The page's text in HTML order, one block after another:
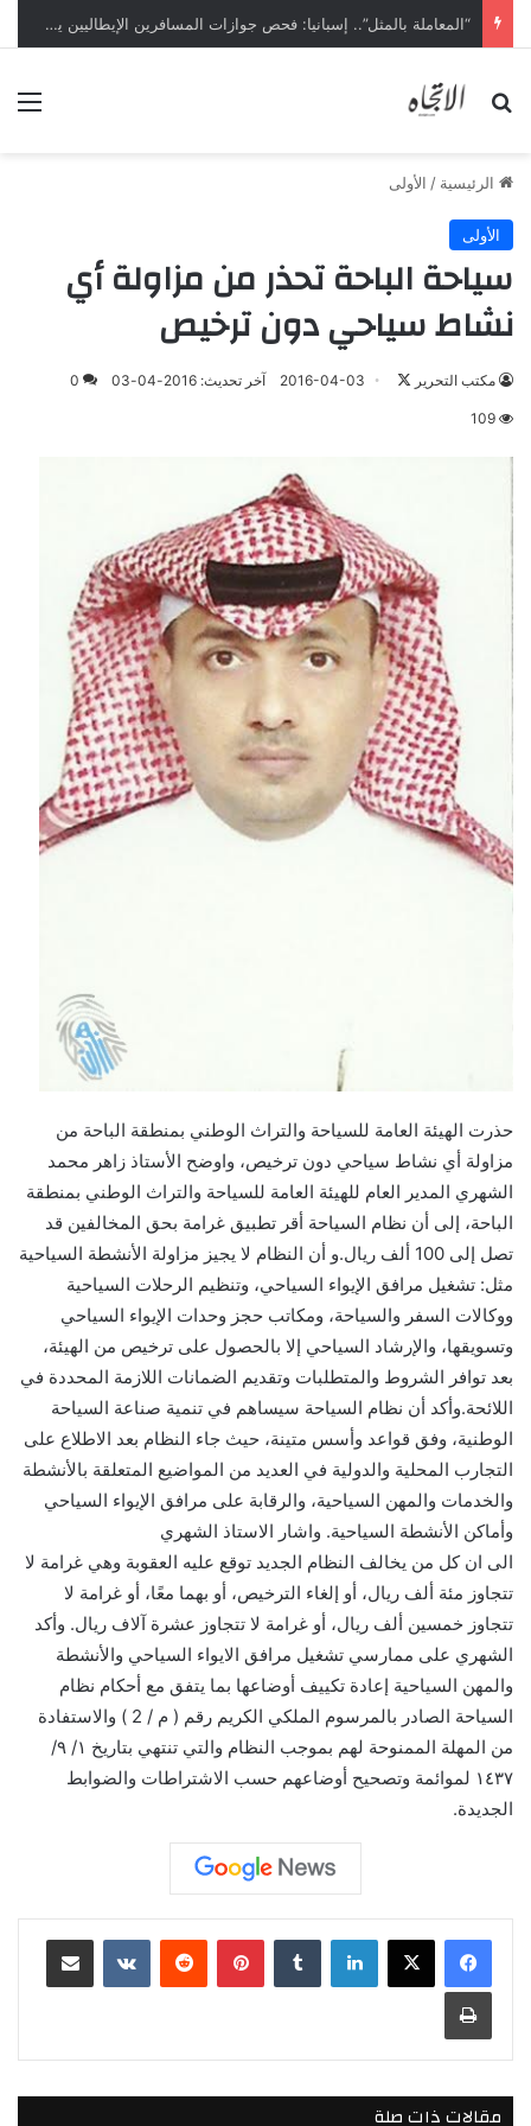
“المعاملة بالمثل”.. إسبانيا: فحص جوازات المسافرين الإيطاليين يبدأ ليل السبت
بحث عن
الرئيسية / الأولى
الأولى
سياحة الباحة تحذر من مزاولة أي
نشاط سياحي دون ترخيص
مكتب التحرير 2016-04-03 آخر تحديث: 2016-04-03 0
109
حذرت الهيئة العامة للسياحة والتراث الوطني بمنطقة الباحة من
مزاولة أي نشاط سياحي دون ترخيص، واوضح الأستاذ زاهر محمد
الشهري المدير العام للهيئة العامة للسياحة والتراث الوطني بمنطقة
الباحة، إلى أن نظام السياحة أقر تطبيق غرامة بحق المخالفين قد
تصل إلى 100 ألف ريال.و أن النظام لا يجيز مزاولة الأنشطة السياحية
مثل: تشغيل مرافق الإيواء السياحي، وتنظيم الرحلات السياحية
ووكالات السفر والسياحة، ومكاتب حجز وحدات الإيواء السياحي
وتسويقها، والإرشاد السياحي إلا بالحصول على ترخيص من الهيئة،
بعد توافر الشروط والمتطلبات وتقديم الضمانات اللازمة المحددة في
اللائحة.وأكد أن نظام السياحة سيساهم في تنمية صناعة السياحة
الوطنية، وفق قواعد وأسس متينة، حيث جاء النظام بعد الاطلاع على
التجارب المحلية والدولية في العديد من المواضيع المتعلقة بالأنشطة
والخدمات والمهن السياحية، والرقابة على مرافق الإيواء السياحي
وأماكن الأنشطة السياحية. واشار الاستاذ الشهري
الى ان كل من يخالف النظام الجديد توقع عليه العقوبة وهي غرامة لا
تتجاوز مئة ألف ريال، أو إلغاء الترخيص، أو بهما معًا، أو غرامة لا
تتجاوز خمسين ألف ريال، أو غرامة لا تتجاوز عشرة آلاف ريال. وأكد
الشهري على ممارسي تشغيل مرافق الايواء السياحي والأنشطة
والمهن السياحية إعادة تكييف أوضاعها بما يتفق مع أحكام نظام
السياحة الصادر بالمرسوم الملكي الكريم رقم ( م / 2 ) والاستفادة
من المهلة الممنوحة لهم بموجب النظام والتي تنتهي بتاريخ ١/ ٩/
١٤٣٧ لموائمة وتصحيح أوضاعهم حسب الاشتراطات والضوابط
الجديدة.
لينكدإن بينتيريست مشاركة عبر البريد
طباعة
مقالات ذات صلة